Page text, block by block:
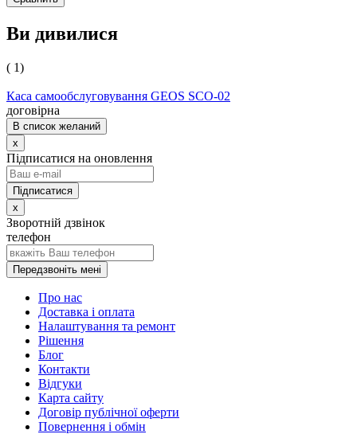
Ви дивилися
( 1)
Каса самообслуговування GEOS SCO-02
договірна
В список желаний
x
Підписатися на оновлення
x
Зворотній дзвінок
телефон
Передзвоніть мені
Про нас
Доставка і оплата
Налаштування та ремонт
Рішення
Блог
Контакти
Відгуки
Карта сайту
Договір публічної оферти
Повернення і обмін